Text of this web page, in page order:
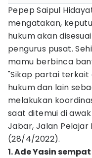
Pepep Saipul
mengatakan,
hukum akan
pengurus pusat.
mamu berbinca
"Sikap partai
hukum dan lain
melakukan
saat ditemui di awak
Jabar, Jalan Pelajar
(28/4/2022).
1. Ade Yasin